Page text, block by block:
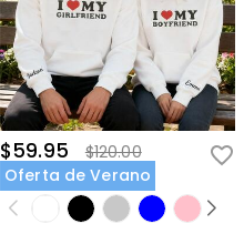
$59.95
$120.00
Oferta de Verano